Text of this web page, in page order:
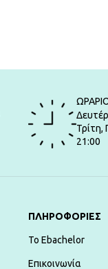
Τρίτη,
21:00
ΠΛΗΡΟΦΟΡΙΕΣ
To Ebachelor
Επικοινωνία